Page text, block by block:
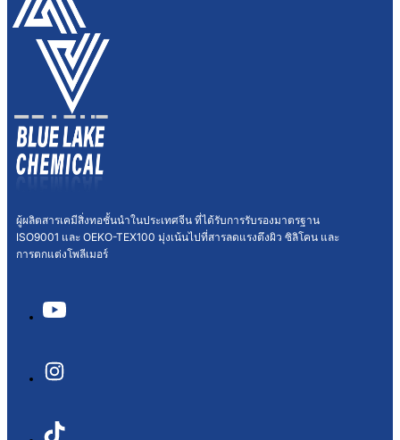
ผู้ผลิตสารเคมีสิ่งทอชั้นนำในประเทศจีน ที่ได้รับการรับรองมาตรฐาน
ISO9001 และ OEKO-TEX100 มุ่งเน้นไปที่สารลดแรงตึงผิว ซิลิโคน และ
การตกแต่งโพลีเมอร์